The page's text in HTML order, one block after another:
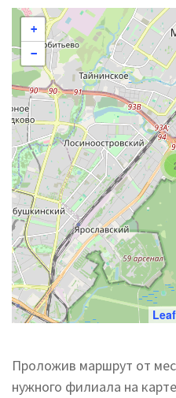
+
−
Проложив маршрут от
нужного филиала на